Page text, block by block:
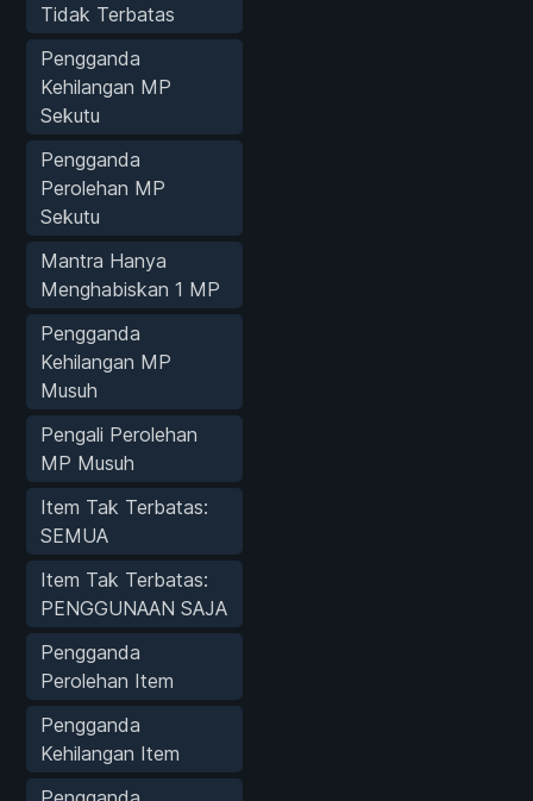
Tidak Terbatas
Pengganda
Kehilangan MP
Sekutu
Pengganda
Perolehan MP
Sekutu
Mantra Hanya
Menghabiskan 1 MP
Pengganda
Kehilangan MP
Musuh
Pengali Perolehan
MP Musuh
Item Tak Terbatas:
SEMUA
Item Tak Terbatas:
PENGGUNAAN SAJA
Pengganda
Perolehan Item
Pengganda
Kehilangan Item